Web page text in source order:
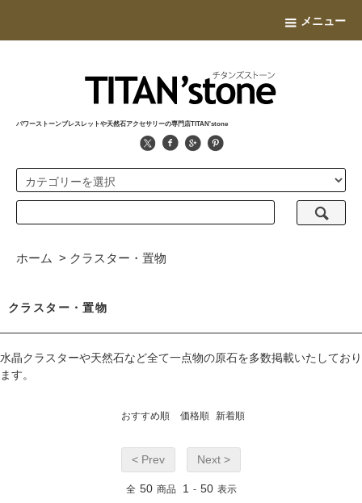
メニュー
パワーストーンブレスレットや天然石アクセサリーの専門店TITAN'stone
ホーム > クラスター・置物
クラスター・置物
水晶クラスターや天然石など全て一点物の原石を多数掲載いたしており
ます。
おすすめ順 価格順 新着順
< Prev Next >
全 50 商品 1 - 50 表示